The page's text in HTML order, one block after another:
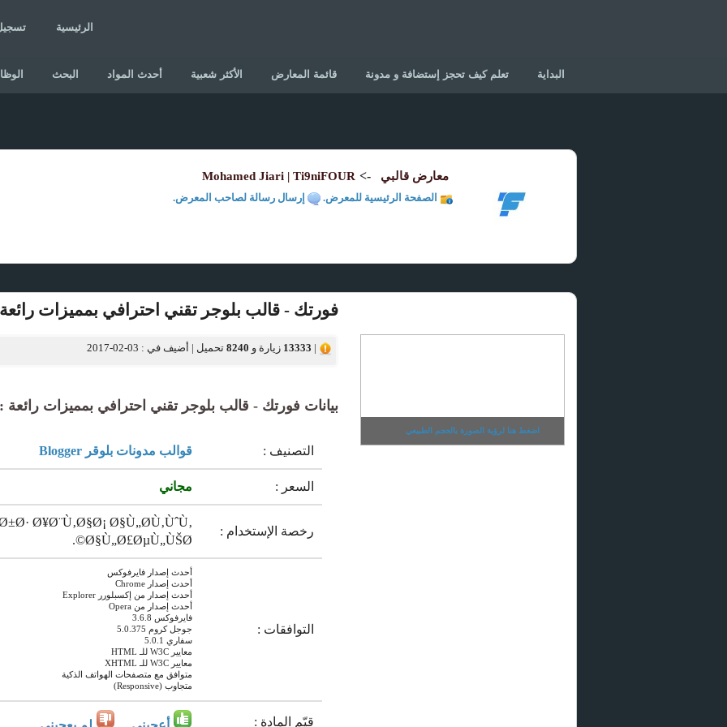
الرئيسية
البداية تعلم كيف تحجز إستضافة و مدونة قائمة المعارض الأكثر شعبية أحدث المواد البحث
معارض قالبي ->
Mohamed Jiari | Ti9niFOUR
الصفحة الرئيسية للمعرض. إرسال رسالة لصاحب المعرض.
فورتك - قالب بلوجر تقني احترافي بمميزات رائعة
اضغط هنا لرؤية الصورة بالحجم الطبيعي
|
13333 زيارة و 8240 تحميل | أضيف في : 2017-02-03
بيانات فورتك - قالب بلوجر تقني احترافي بمميزات رائعة :
التصنيف : قوالب مدونات بلوقر Blogger
السعر : مجاني
رخصة الإستخدام :
Ø¥Ø¨Ù‚Ø§Ø¡ Ø§Ù„Ø­Ù‚ÙˆÙ‚
Ø§Ù„Ø£ØµÙ„ÙŠØ©.
التوافقات :
أحدث إصدار فايرفوكس
أحدث إصدار Chrome
أحدث إصدار من إكسبلورر Explorer
أحدث إصدار من Opera
فايرفوكس 3.6.8
جوجل كروم 5.0.375
سفاري 5.0.1
معايير W3C للـ HTML
معايير W3C للـ XHTML
متوافق مع متصفحات الهواتف الذكية
متجاوب (Responsive)
قيّم المادة :